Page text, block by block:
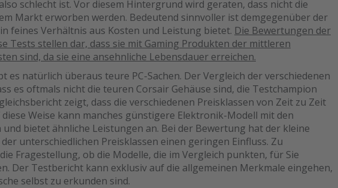
schlecht ist. Vor diesem Hintergrund wird geraten, dass nicht die
Markt erworben werden. Bedeutend sinnvoller ist demgegenüber der
feines Verhältnis aus Kosten und Leistung bietet. Die Bewertungen der
Tests stellen dar, dass sie mit Gaming Produkten der mittleren
sind, da sie eine ansehnliche Lebensdauer erreichen.
es natürlich überaus teure PC-Sachen. Der Vergleich der verschiedenen
es oftmals nicht die teuren Corsair Gehäuse sind, die Testchampion
zeigt, dass die verschiedenen Preisklassen von Zeit zu Zeit
Weise kann manches günstigere Elektronik-Modell mit den
bietet ähnliche Leistungen an. Bei der Bewertung hat der kleine
unterschiedlichen Preisklassen einen geringen Einfluss. Zu
Fragestellung, ob die Modelle, die im Vergleich punkten, für Sie
Der Testbericht kann exklusiv auf die allgemeinen Merkmale eingehen,
selbst zu erkunden sind.